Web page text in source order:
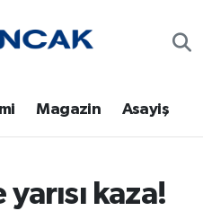
Magazin Asayiş
yarısı kaza!
ve Fikstür